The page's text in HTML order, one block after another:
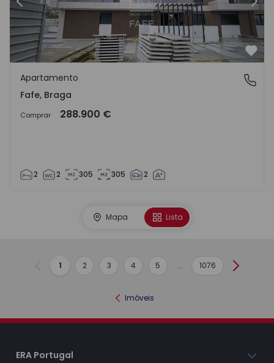
Anterior
Fafe, Braga
Apartamento
Fafe, Braga
Comprar 288.900 €
2 2 305 305 2
Mapa Lista
Anterior
1 2 3 4 5 ... 1076
Imóveis
ERA Portugal